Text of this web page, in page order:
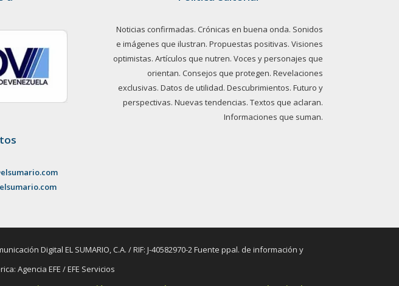
Noticias confirmadas. Crónicas en buena onda. Sonidos
e imágenes que ilustran. Propuestas positivas. Visiones
optimistas. Artículos que nutren. Voces y personajes que
orientan. Consejos que protegen. Revelaciones
exclusivas. Datos de utilidad. Descubrimientos. Futuro y
perspectivas. Nuevas tendencias. Textos que aclaran.
Informaciones que suman.
Digital EL SUMARIO, C.A. / RIF: J-40582970-2 Fuente ppal. de información y
Agencia EFE / EFE Servicios